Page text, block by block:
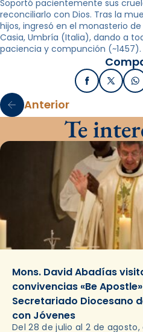
Soportó pacientemente sus
reconciliarlo con Dios. Tras la
hijos, ingresó en el monasterio
Casia, Umbría (Italia), dando a
paciencia y compunción (~1457).
Facebook
X /
Anterior
Te
Mons. David Abadías
convivencias «Be
Secretariado Diocesano
con Jóvenes
Del 28 de julio al 2 de